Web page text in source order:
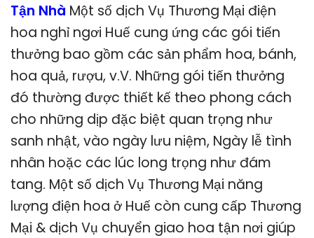
Tận Nhà Một số dịch Vụ Thương Mại điện
hoa nghỉ ngơi Huế cung ứng các gói tiến
thưởng bao gồm các sản phẩm hoa, bánh,
hoa quả, rượu, v.V. Những gói tiến thưởng
đó thường được thiết kế theo phong cách
cho những dịp đặc biệt quan trọng như
sanh nhật, vào ngày lưu niệm, Ngày lễ tình
nhân hoặc các lúc long trọng như đám
tang. Một số dịch Vụ Thương Mại năng
lượng điện hoa ở Huế còn cung cấp Thương
Mại & dịch Vụ chuyển giao hoa tận nơi giúp